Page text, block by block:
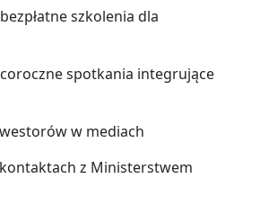
szkolenia dla
spotkania integrujące
w mediach
z Ministerstwem